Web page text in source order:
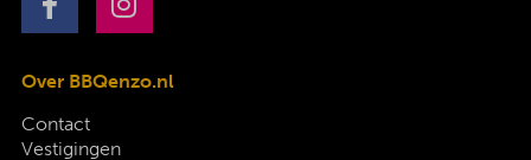
Over BBQenzo.nl
Contact
Vestigingen